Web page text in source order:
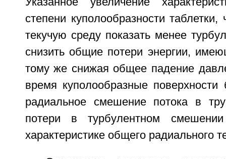
степени куполообразности таблетки,
текучую среду показать менее
снизить общие потери энергии,
тому же снижая общее падение
время куполообразные поверхности
радиальное смешение потока в
потери в турбулентном
характеристике общего радиального